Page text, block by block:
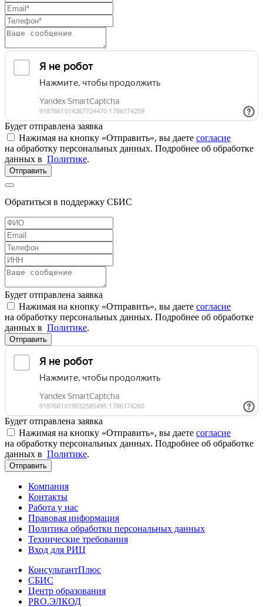
Будет отправлена заявка
Нажимая на кнопку «Отправить», вы даете согласие
на обработку персональных данных. Подробнее об обработке
данных в Политике.
Отправить
Обратиться в поддержку СБИС
Будет отправлена заявка
Нажимая на кнопку «Отправить», вы даете согласие
на обработку персональных данных. Подробнее об обработке
данных в Политике.
Отправить
Будет отправлена заявка
Нажимая на кнопку «Отправить», вы даете согласие
на обработку персональных данных. Подробнее об обработке
данных в Политике.
Отправить
Компания
Контакты
Работа у нас
Правовая информация
Политика обработки персональных данных
Технические требования
Вход для РИЦ
КонсультантПлюс
СБИС
Центр образования
PRO.ЭЛКОД